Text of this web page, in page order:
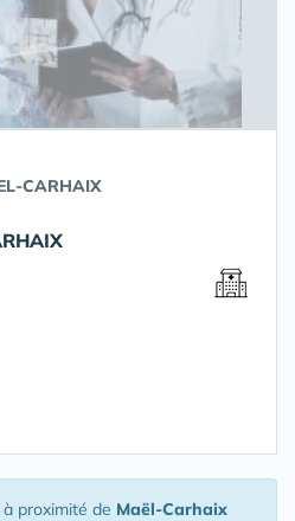
CARHAIX
à proximité de Maël-Carhaix